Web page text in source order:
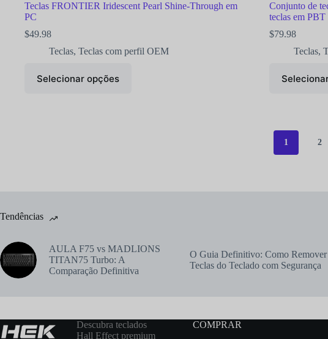
Teclas FRONTIER Iridescent Pearl Shine-Through em
PC
$49.98
Teclas, Teclas com perfil OEM
Selecionar opções
Conjunto de
teclas em PBT
$79.98
Teclas,
1 2
Tendências
AULA F75 vs MADLIONS
TITAN75 Turbo: A
Comparação Definitiva
O Guia Definitivo: Como Remover
Teclas do Teclado com Segurança
Descubra teclados
Hall Effect premium
COMPRAR